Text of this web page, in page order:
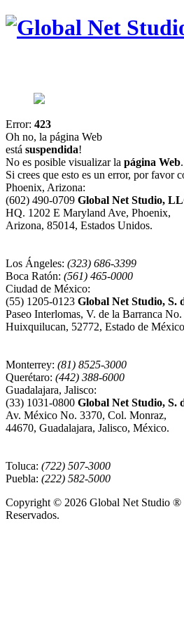
Error: 423
Oh no, la página Web
está suspendida!
No es posible visualizar la página Web.
Si crees que esto es un error, por favor
Phoenix, Arizona:
(602) 490-0709 Global Net Studio,
HQ. 1202 E Maryland Ave, Phoenix,
Arizona, 85014, Estados Unidos.
Los Ángeles: (323) 686-3399
Boca Ratón: (561) 465-0000
Ciudad de México:
(55) 1205-0123 Global Net Studio, S.
Paseo Interlomas, V. de la Barranca No.
Huixquilucan, 52772, Estado de
Monterrey: (81) 8525-3000
Querétaro: (442) 388-6000
Guadalajara, Jalisco:
(33) 1031-0800 Global Net Studio, S.
Av. México No. 3370, Col. Monraz,
44670, Guadalajara, Jalisco, México.
Toluca: (722) 507-3000
Puebla: (222) 582-5000
Copyright © 2026 Global Net Studio ®
Reservados.